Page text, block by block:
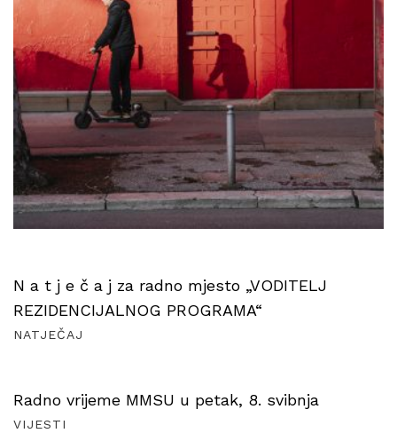
N a t j e č a j za radno mjesto „VODITELJ
REZIDENCIJALNOG PROGRAMA“
NATJEČAJ
Radno vrijeme MMSU u petak, 8. svibnja
VIJESTI